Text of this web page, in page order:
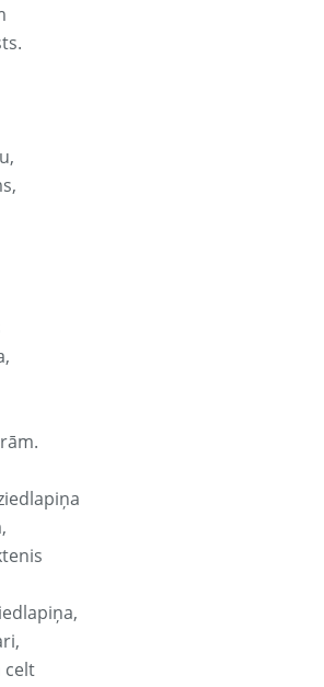
celt